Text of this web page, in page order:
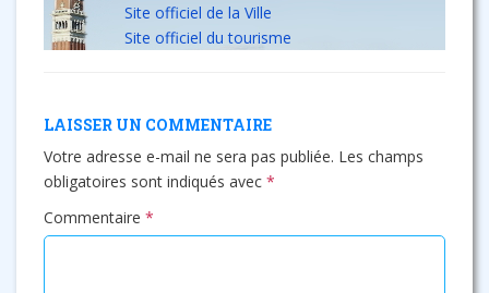
Site officiel de la Ville
Site officiel du tourisme
LAISSER UN COMMENTAIRE
Votre adresse e-mail ne sera pas publiée. Les champs
obligatoires sont indiqués avec *
Commentaire *